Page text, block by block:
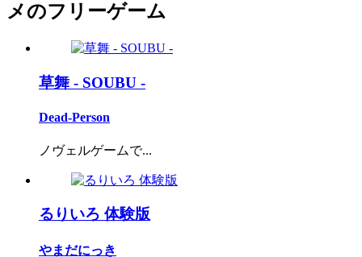
メのフリーゲーム
草舞 - SOUBU -
Dead-Person
ノヴェルゲームで...
るりいろ 体験版
やまだにっき